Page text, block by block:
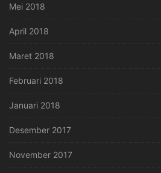
Mei 2018
April 2018
Maret 2018
Februari 2018
Januari 2018
Desember 2017
November 2017